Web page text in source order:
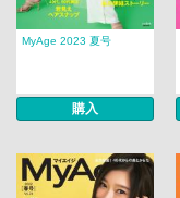
MyAge 2023 夏号
購入